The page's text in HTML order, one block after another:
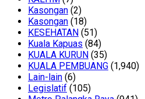
Kasongan (2)
Kasongan (18)
KESEHATAN (51)
Kuala Kapuas (84)
KUALA KURUN (35)
KUALA PEMBUANG (1,940)
Lain-lain (6)
Legislatif (105)